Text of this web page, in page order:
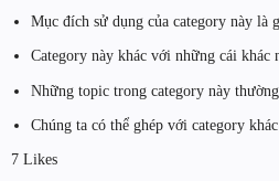
Mục đích sử dụng của category này là
Category này khác với những cái khác
Những topic trong category này
Chúng ta có thể ghép với category
7 Likes